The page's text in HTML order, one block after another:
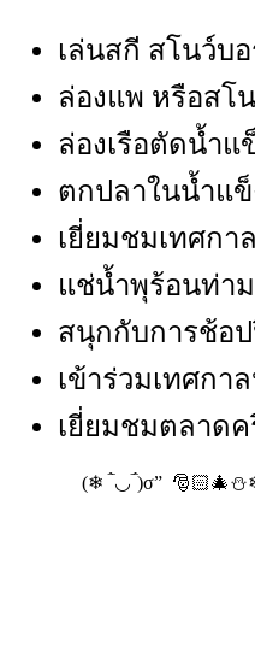
เล่นสกี สโนว์บ
ล่องแพ หรือสโ
ล่องเรือตัดน้ำแ
ตกปลาในน้ำแข็
เยี่ยมชมเทศกา
แช่น้ำพุร้อนท่า
สนุกกับการช้อป
เข้าร่วมเทศกา
เยี่ยมชมตลาด
(❄ ‾̀◡‾́)σ”